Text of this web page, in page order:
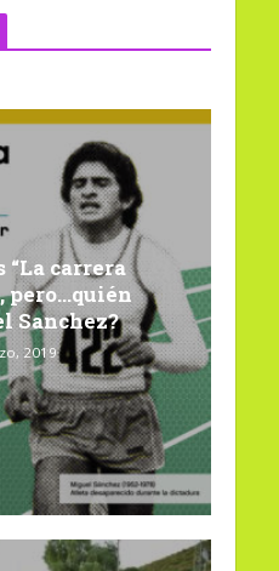
“La carrera
pero…quién
Sanchez?
2019